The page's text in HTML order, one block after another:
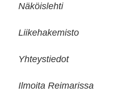
Näköislehti
Liikehakemisto
Yhteystiedot
Ilmoita Reimarissa